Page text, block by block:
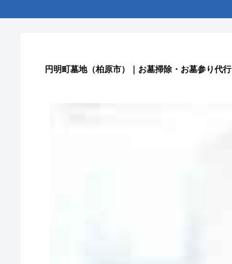
円明町墓地（柏原市）｜お墓掃除・お墓参り代行